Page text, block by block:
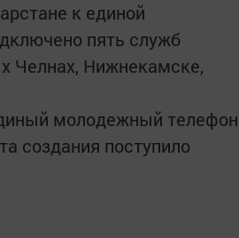
к единой
пять служб
Челнах, Нижнекамске,
молодежный телефон
создания поступило